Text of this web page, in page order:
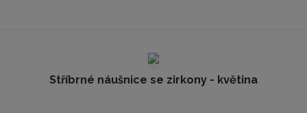
Stříbrné náušnice se zirkony - květina